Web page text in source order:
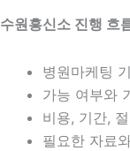
수원흥신소 진행
병원마케팅
가능 여부와
비용, 기간,
필요한 자료